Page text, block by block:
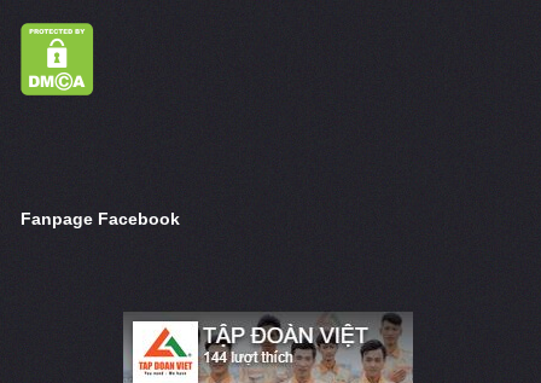
Fanpage Facebook